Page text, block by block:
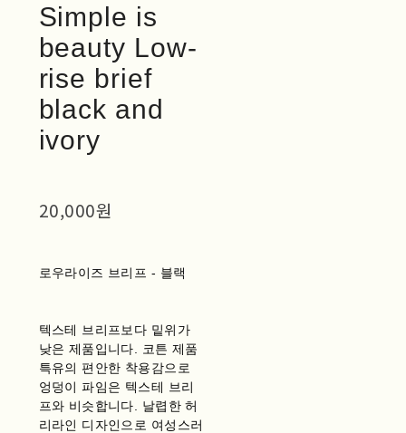
Simple is
beauty Low-
rise brief
black and
ivory
20,000원
로우라이즈 브리프 - 블랙
텍스테 브리프보다 밑위가
낮은 제품입니다. 코튼 제품
특유의 편안한 착용감으로
엉덩이 파임은 텍스테 브리
프와 비슷합니다. 날렵한 허
리라인 디자인으로 여성스러